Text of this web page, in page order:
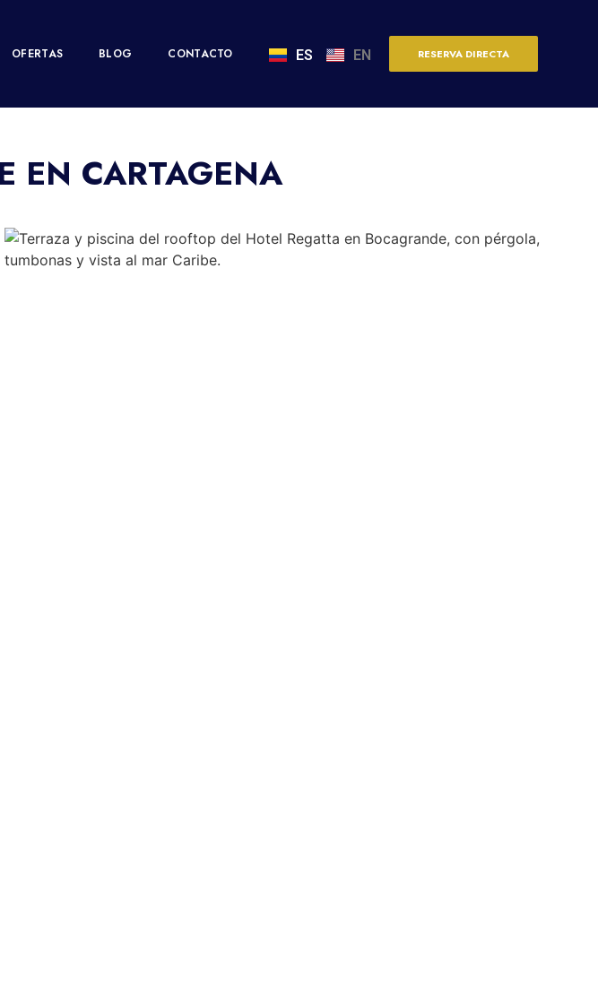
OFERTAS BLOG CONTACTO ES EN RESERVA DIRECTA
BOUTIQUE EN
EN CARTAGENA